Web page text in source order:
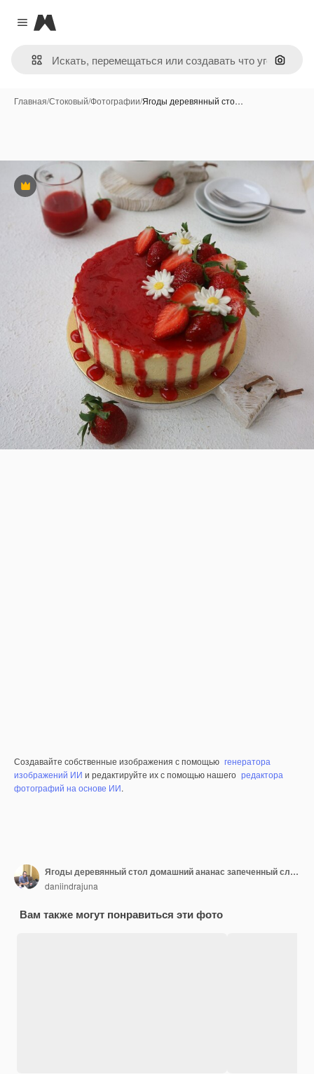
Close menu
Magnific
Поиск
Главная/Стоковый/Фотографии/Ягоды деревянный сто…
Премиум
Создавайте собственные изображения с помощью генератора
изображений ИИ и редактируйте их с помощью нашего редактора
фотографий на основе ИИ.
Ягоды деревянный стол домашний ананас запеченный сладкий деревенский коричневый нож желтый красный оранжевый
daniindrajuna
Вам также могут понравиться эти фото